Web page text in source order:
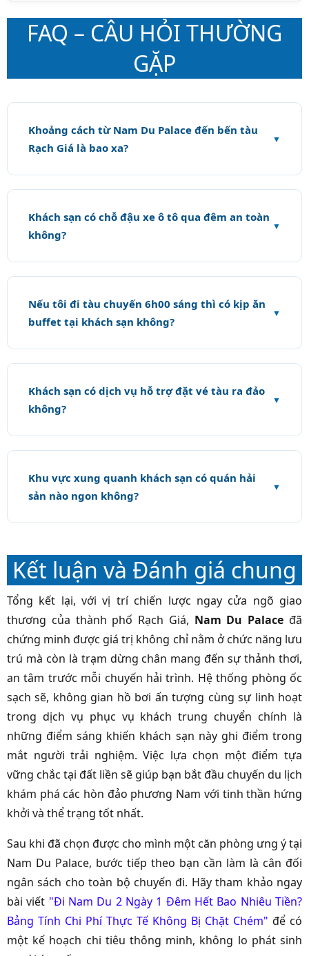
FAQ – CÂU HỎI THƯỜNG
GẶP
Khoảng cách từ Nam Du Palace đến bến tàu
Rạch Giá là bao xa?
Khách sạn có chỗ đậu xe ô tô qua đêm an toàn
không?
Nếu tôi đi tàu chuyến 6h00 sáng thì có kịp ăn
buffet tại khách sạn không?
Khách sạn có dịch vụ hỗ trợ đặt vé tàu ra đảo
không?
Khu vực xung quanh khách sạn có quán hải
sản nào ngon không?
Kết luận và Đánh giá chung
Tổng kết lại, với vị trí chiến lược ngay cửa ngõ giao
thương của thành phố Rạch Giá, Nam Du Palace đã
chứng minh được giá trị không chỉ nằm ở chức năng lưu
trú mà còn là trạm dừng chân mang đến sự thảnh thơi,
an tâm trước mỗi chuyến hải trình. Hệ thống phòng ốc
sạch sẽ, không gian hồ bơi ấn tượng cùng sự linh hoạt
trong dịch vụ phục vụ khách trung chuyển chính là
những điểm sáng khiến khách sạn này ghi điểm trong
mắt người trải nghiệm. Việc lựa chọn một điểm tựa
vững chắc tại đất liền sẽ giúp bạn bắt đầu chuyến du lịch
khám phá các hòn đảo phương Nam với tinh thần hứng
khởi và thể trạng tốt nhất.
Sau khi đã chọn được cho mình một căn phòng ưng ý tại
Nam Du Palace, bước tiếp theo bạn cần làm là cân đối
ngân sách cho toàn bộ chuyến đi. Hãy tham khảo ngay
bài viết "Đi Nam Du 2 Ngày 1 Đêm Hết Bao Nhiêu Tiền?
Bảng Tính Chi Phí Thực Tế Không Bị Chặt Chém" để có
một kế hoạch chi tiêu thông minh, không lo phát sinh